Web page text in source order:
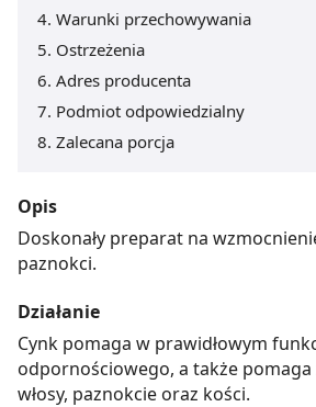
Warunki przechowywania
Ostrzeżenia
Adres producenta
Podmiot odpowiedzialny
Zalecana porcja
Opis
Doskonały preparat na
paznokci.
Działanie
Cynk pomaga w prawidłowym
odpornościowego, a także
włosy, paznokcie oraz kości.